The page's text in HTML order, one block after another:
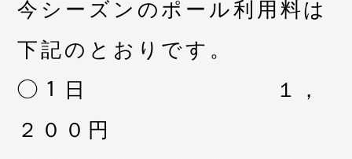
今シーズンのポール利用料は
下記のとおりです。
◯１日 １，
２００円